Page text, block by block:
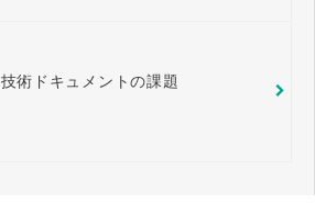
技術ドキュメントの課題